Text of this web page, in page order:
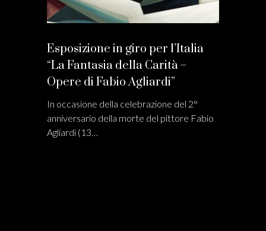
Esposizione in giro per l’Italia
“La Fantasia della Carità –
Opere di Fabio Agliardi”
In occasione della celebrazione del 2°
anniversario della morte del pittore Fabio
Agliardi (13…